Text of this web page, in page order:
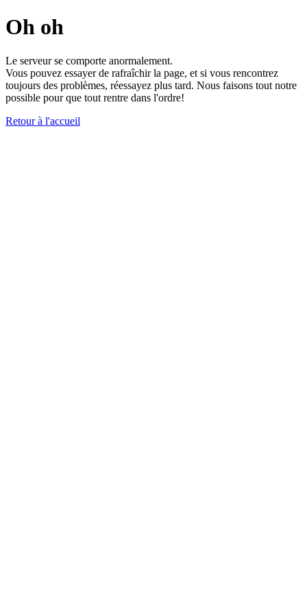
Oh oh
Le serveur se comporte anormalement.
Vous pouvez essayer de rafraîchir la page, et si vous rencontrez
toujours des problèmes, réessayez plus tard. Nous faisons tout notre
possible pour que tout rentre dans l'ordre!
Retour à l'accueil